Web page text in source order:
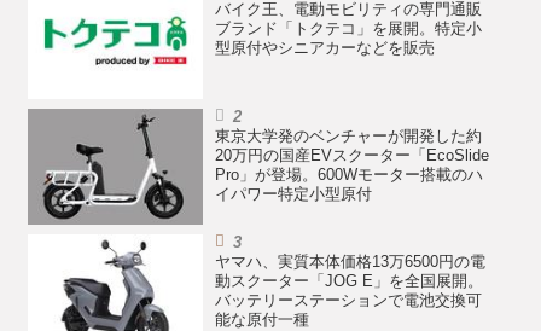
バイク王、電動モビリティの専門通販
ブランド「トクテコ」を展開。特定小
型原付やシニアカーなどを販売
東京大学発のベンチャーが開発した約
20万円の国産EVスクーター「EcoSlide
Pro」が登場。600Wモーター搭載のハ
イパワー特定小型原付
ヤマハ、実質本体価格13万6500円の電
動スクーター「JOG E」を全国展開。
バッテリーステーションで電池交換可
能な原付一種